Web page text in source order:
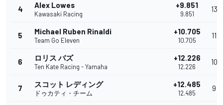
4 Alex Lowes
Kawasaki Racing
+9.851
9.851
13
5 Michael Ruben Rinaldi
Team Go Eleven
+10.705
10.705
11
6 ロリス バズ
Ten Kate Racing - Yamaha
+12.226
12.226
10
7 スコット レディング
ドゥカティ・チーム
+12.485
12.485
9